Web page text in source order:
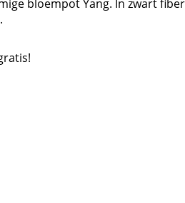
bloempot Yang. In zwart